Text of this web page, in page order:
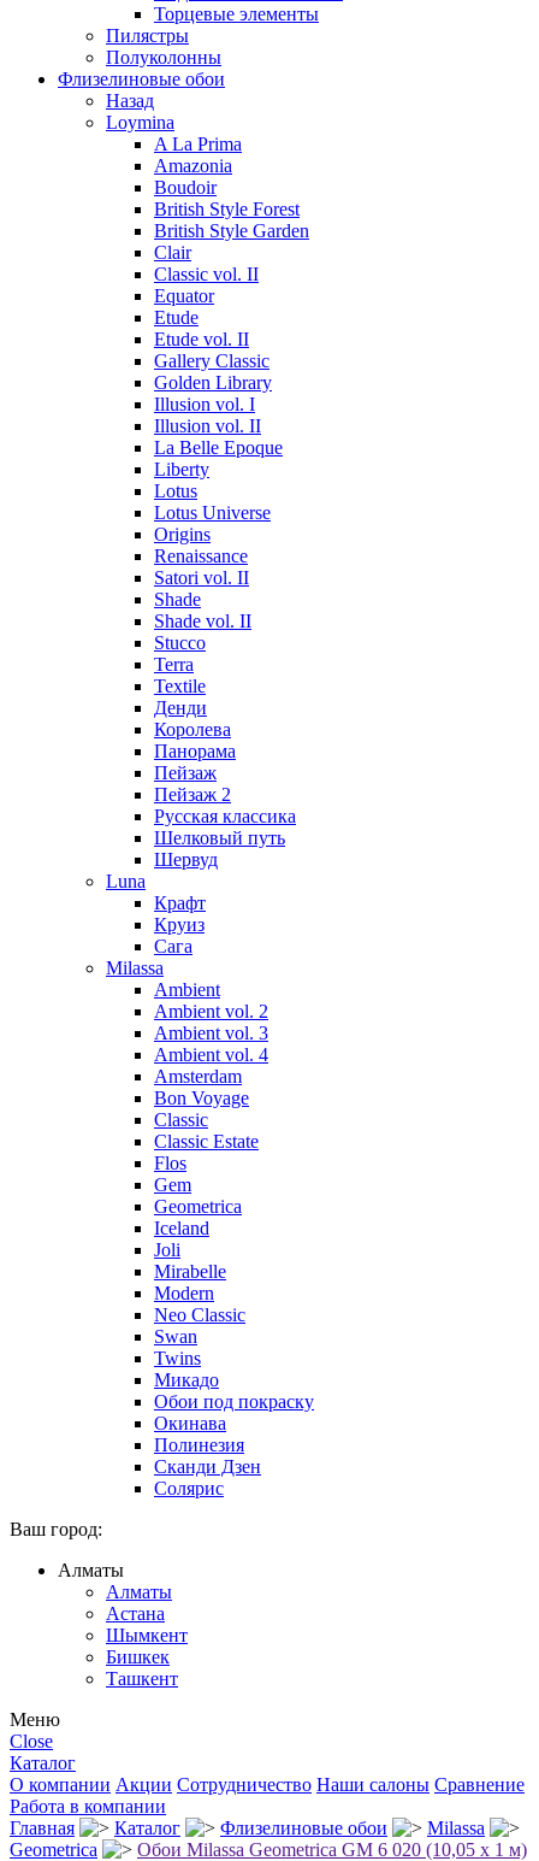
Торцевые элементы
Пилястры
Полуколонны
Флизелиновые обои
Назад
Loymina
A La Prima
Amazonia
Boudoir
British Style Forest
British Style Garden
Clair
Classic vol. II
Equator
Etude
Etude vol. II
Gallery Classic
Golden Library
Illusion vol. I
Illusion vol. II
La Belle Epoque
Liberty
Lotus
Lotus Universe
Origins
Renaissance
Satori vol. II
Shade
Shade vol. II
Stucco
Terra
Textile
Денди
Королева
Панорама
Пейзаж
Пейзаж 2
Русская классика
Шелковый путь
Шервуд
Luna
Крафт
Круиз
Сага
Milassa
Ambient
Ambient vol. 2
Ambient vol. 3
Ambient vol. 4
Amsterdam
Bon Voyage
Classic
Classic Estate
Flos
Gem
Geometrica
Iceland
Joli
Mirabelle
Modern
Neo Classic
Swan
Twins
Микадо
Обои под покраску
Окинава
Полинезия
Сканди Дзен
Солярис
Ваш город:
Алматы
Алматы
Астана
Шымкент
Бишкек
Ташкент
Меню
Close
Каталог
О компании Акции Сотрудничество Наши салоны Сравнение
Работа в компании
Главная
Каталог Флизелиновые обои
Milassa
Geometrica
Обои Milassa Geometrica GM 6 020 (10,05 х 1 м)